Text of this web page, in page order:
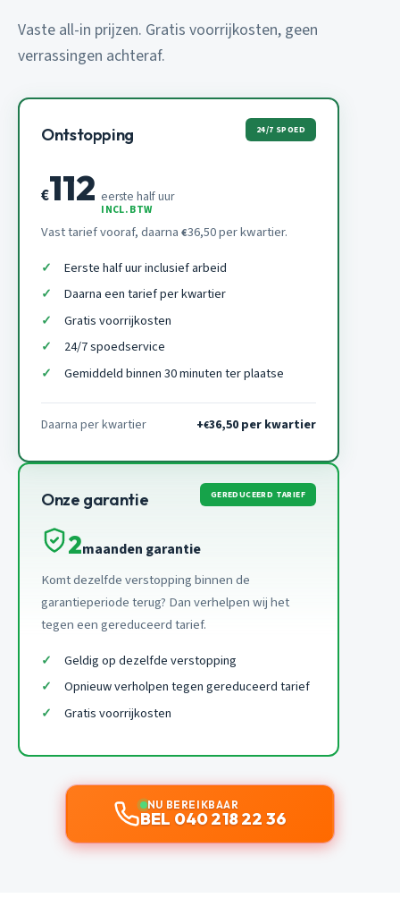
Vaste all-in prijzen. Gratis voorrijkosten, geen
verrassingen achteraf.
Ontstopping 24/7 SPOED
€112 eerste half uur
INCL. BTW
Vast tarief vooraf, daarna €36,50 per kwartier.
Eerste half uur inclusief arbeid
Daarna een tarief per kwartier
Gratis voorrijkosten
24/7 spoedservice
Gemiddeld binnen 30 minuten ter plaatse
Daarna per kwartier +€36,50 per kwartier
Onze garantie GEREDUCEERD TARIEF
2maanden garantie
Komt dezelfde verstopping binnen de
garantieperiode terug? Dan verhelpen wij het
tegen een gereduceerd tarief.
Geldig op dezelfde verstopping
Opnieuw verholpen tegen gereduceerd tarief
Gratis voorrijkosten
NU BEREIKBAAR
BEL 040 218 22 36